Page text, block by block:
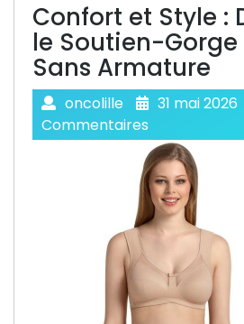
Confort et Style :
le Soutien-
Sans Armature
oncolille 31 mai 2026
Commentaires